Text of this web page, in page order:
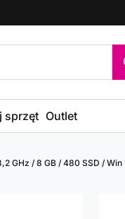
sprzęt Outlet
GHz / 8 GB / 480 SSD /